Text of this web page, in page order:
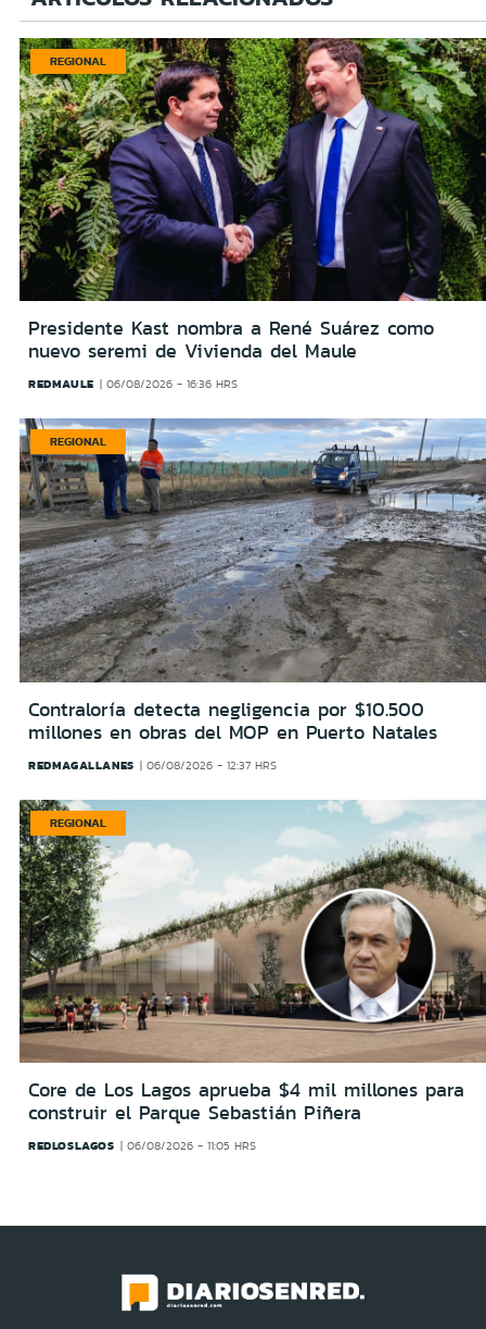
REGIONAL
Presidente Kast nombra a René Suárez como
nuevo seremi de Vivienda del Maule
REDMAULE 06/08/2026 - 16:36 HRS
REGIONAL
Contraloría detecta negligencia por $10.500
millones en obras del MOP en Puerto Natales
REDMAGALLANES 06/08/2026 - 12:37 HRS
REGIONAL
Core de Los Lagos aprueba $4 mil millones para
construir el Parque Sebastián Piñera
REDLOSLAGOS 06/08/2026 - 11:05 HRS